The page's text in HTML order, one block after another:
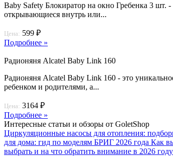
Baby Safety Блокиратор на окно Гребенка 3 шт.
открывающиеся внутрь или...
Цена: 599 ₽
Подробнее »
Радионяня Alcatel Baby Link 160
Радионяня Alcatel Baby Link 160 - это
ребенком и родителями, а...
Цена: 3164 ₽
Подробнее »
Интересные статьи и обзоры от GoletShop
Циркуляционные насосы для отопления:
для дома: гид по моделям БРИГ 2026 года Как
выбрать и на что обратить внимание в 2026 году